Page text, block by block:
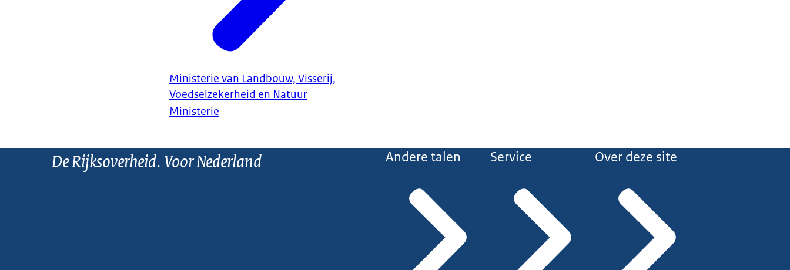
Ministerie van Landbouw, Visserij,
Voedselzekerheid en Natuur
Ministerie
De Rijksoverheid. Voor Nederland Andere talen Service Over deze site